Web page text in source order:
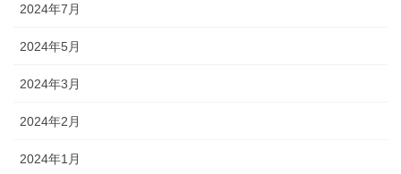
2024年7月
2024年5月
2024年3月
2024年2月
2024年1月